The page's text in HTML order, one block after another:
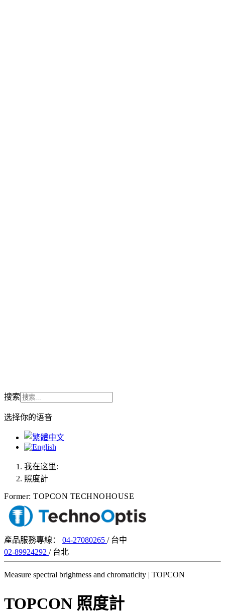
搜索
选择你的语音
我在这里:
照度計
Former: TOPCON TECHNOHOUSE
產品服務專線： 04-27080265 / 台中
02-89924292 / 台北
Measure spectral brightness and chromaticity | TOPCON
TOPCON 照度計